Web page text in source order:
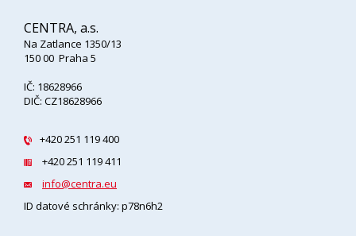
CENTRA, a.s.
Na Zatlance 1350/13
150 00 Praha 5
IČ: 18628966
DIČ: CZ18628966
+420 251 119 400
+420 251 119 411
info@centra.eu
ID datové schránky: p78n6h2